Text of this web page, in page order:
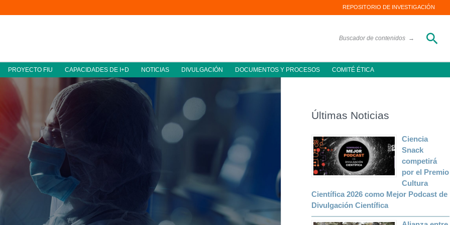
REPOSITORIO DE INVESTIGACIÓN
Buscador de contenidos →
PROYECTO FIU CAPACIDADES DE I+D NOTICIAS DIVULGACIÓN DOCUMENTOS Y PROCESOS COMITÉ ÉTICA
Últimas Noticias
Ciencia
Snack
competirá
por el Premio
Cultura
Científica 2026 como Mejor Podcast de
Divulgación Científica